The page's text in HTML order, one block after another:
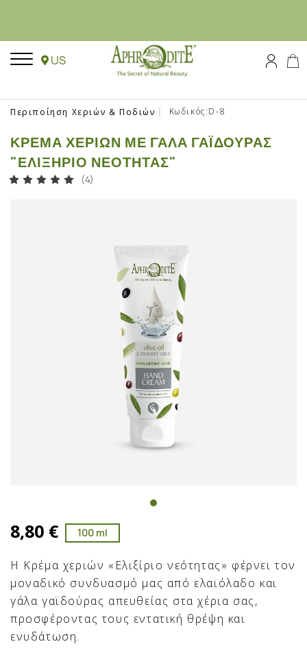
US
Περιποίηση Χεριών & Ποδιών Κωδικός:D-8
ΚΡΈΜΑ ΧΕΡΙΏΝ ΜΕ ΓΆΛΑ ΓΑΪΔΟΎΡΑΣ
"ΕΛΙΞΉΡΙΟ ΝΕΌΤΗΤΑΣ"
(4)
8,80 € 100 ml
Η Κρέμα χεριών «Ελιξίριο νεότητας» φέρνει τον
μοναδικό συνδυασμό μας από ελαιόλαδο και
γάλα γαϊδούρας απευθείας στα χέρια σας,
προσφέροντας τους εντατική θρέψη και
ενυδάτωση.